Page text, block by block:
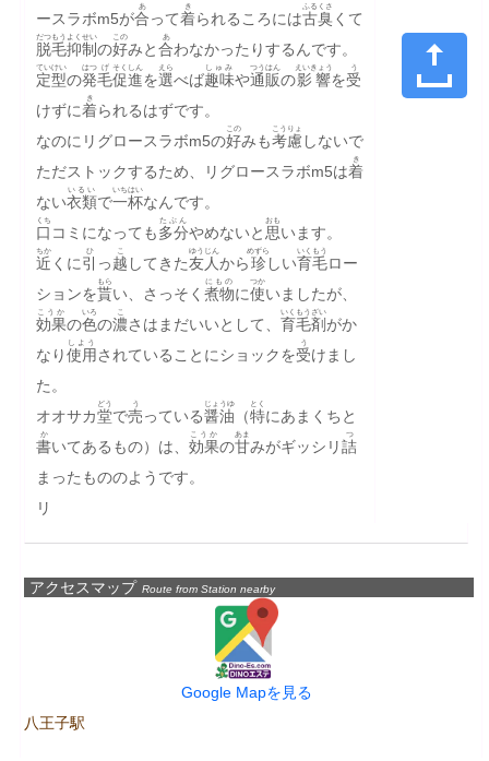
ースラボm5が合
あ
って着
き
られるころには古臭
ふるくさ
くて
脱毛
だつもう
抑制
よくせい
の好
この
みと合
あ
わなかったりするんです。
定型
ていけい
の発
はつ
毛
げ
促進
そくしん
を選
えら
べば趣味
しゅみ
や通販
つうはん
の影響
えいきょう
を受
う
けずに着
き
られるはずです。
なのにリグロースラボm5の好
この
みも考慮
こうりょ
しないで
ただストックするため、リグロースラボm5は着
き
ない衣類
いるい
で一
いち
杯
はい
なんです。
口
くち
コミになっても多分
たぶん
やめないと 思
おも
います。
近
ちか
くに引
ひ
っ越
こ
してきた友人
ゆうじん
から珍
めずら
しい育毛
いくもう
ロー
ションを貰
もら
い、さっそく 煮物
にもの
に使
つか
いましたが、
効果
こうか
の色
いろ
の濃
こ
さはまだいいとして、 育毛
いくもう
剤
ざい
がか
なり使用
しよう
されていることにショックを受
う
けまし
た。
オオサカ堂
どう
で売
う
っている醤油
じょうゆ
（特
とく
にあまくちと
書
か
いてあるもの）は、 効果
こうか
の甘
あま
みがギッシリ詰
つ
まったもののようです。
リ
アクセスマップ Route from Station nearby
Google Mapを見る
八王子駅